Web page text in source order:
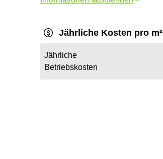
Jährliche Kosten pro m²
Jährliche
Betriebskosten